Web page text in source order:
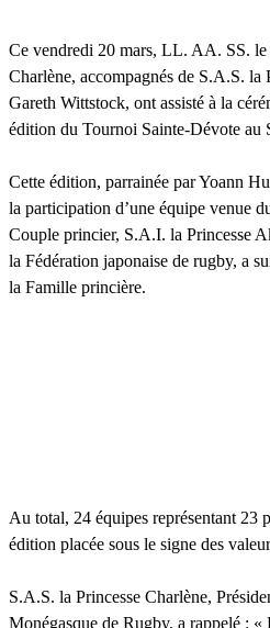
Ce vendredi 20 mars, LL. AA. SS.
Charlène, accompagnés de S.A.S. la
Gareth Wittstock, ont assisté à la
édition du Tournoi Sainte-Dévote au
Cette édition, parrainée par Yoann
la participation d’une équipe venue
Couple princier, S.A.I. la Princesse
la Fédération japonaise de rugby, a
la Famille princière.
Au total, 24 équipes représentant 23
édition placée sous le signe des
S.A.S. la Princesse Charlène,
Monégasque de Rugby, a rappelé :